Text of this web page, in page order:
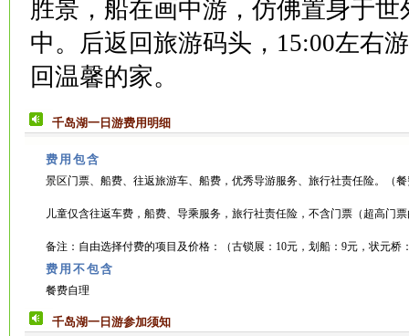
胜景，船在画中游，仿佛置身于世
中。后返回旅游码头，15:00左右
回温馨的家。
千岛湖一日游费用明细
费用包含
景区门票、船费、往返旅游车、船费，优秀导游服务、旅行社责任险。（
儿童仅含往返车费，船费、导乘服务，旅行社责任险，不含门票（超高门
备注：自由选择付费的项目及价格：（古锁展：10元，划船：9元，状元桥
费用不包含
餐费自理
千岛湖一日游参加须知